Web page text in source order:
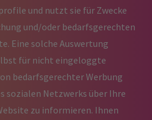
und nutzt sie für Zwecke
und/oder bedarfsgerechten
Eine solche Auswertung
für nicht eingeloggte
bedarfsgerechter Werbung
sozialen Netzwerks über Ihre
zu informieren. Ihnen